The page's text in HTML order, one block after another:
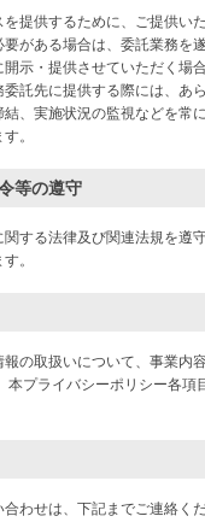
提供するために、ご提供い
がある場合は、委託業務を
示・提供させていただく場
託先に提供する際には、あ
、実施状況の監視などを常
。
等の遵守
する法律及び関連法規を遵
。
の取扱いについて、事業内
本プライバシーポリシー各項
わせは、下記までご連絡くだ